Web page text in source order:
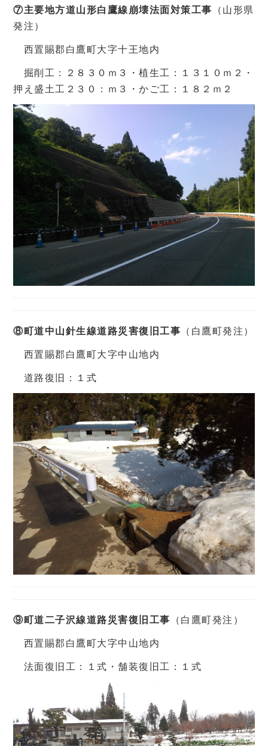
⑦主要地方道山形白鷹線崩壊法面対策工事 （山形県
発注）
西置賜郡白鷹町大字十王地内
掘削工：２８３０ｍ３・植生工：１３１０ｍ２・
押え盛土工２３０：ｍ３・かご工：１８２ｍ２
⑧町道中山針生線道路災害復旧工事 （白鷹町発注）
西置賜郡白鷹町大字中山地内
道路復旧：１式
⑨町道二子沢線道路災害復旧工事 （白鷹町発注）
西置賜郡白鷹町大字中山地内
法面復旧工：１式・舗装復旧工：１式